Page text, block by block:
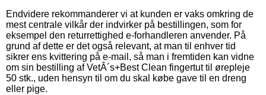
Endvidere rekommanderer vi at kunden er vaks omkring de
mest centrale vilkår der indvirker på bestillingen, som for
eksempel den returrettighed e-forhandleren anvender. På
grund af dette er det også relevant, at man til enhver tid
sikrer ens kvittering på e-mail, så man i fremtiden kan vidne
om sin bestilling af VetÂ´s+Best Clean fingertut til ørepleje
50 stk., uden hensyn til om du skal købe gave til en dreng
eller pige.